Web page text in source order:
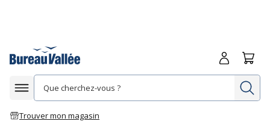
Afficher la navigation
Trouver mon magasin
Me